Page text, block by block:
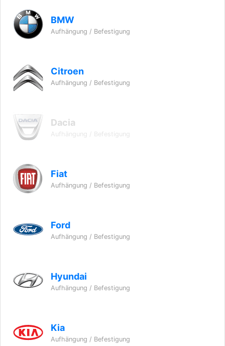
BMW
Aufhängung / Befestigung
Citroen
Aufhängung / Befestigung
Dacia
Aufhängung / Befestigung
Fiat
Aufhängung / Befestigung
Ford
Aufhängung / Befestigung
Hyundai
Aufhängung / Befestigung
Kia
Aufhängung / Befestigung